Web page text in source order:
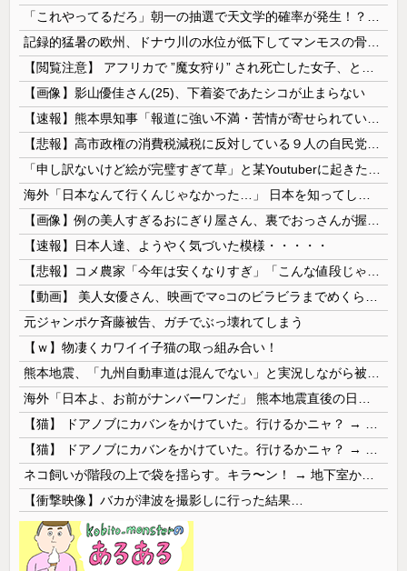
【画像】影山優佳さん(25)、下着姿であたシコが止まらない
【速報】日本人達、ようやく気づいた模様・・・・・
元ジャンポケ斉藤被告、ガチでぶっ壊れてしまう
【ｗ】物凄くカワイイ子猫の取っ組み合い！
【衝撃映像】バカが津波を撮影しに行った結果…